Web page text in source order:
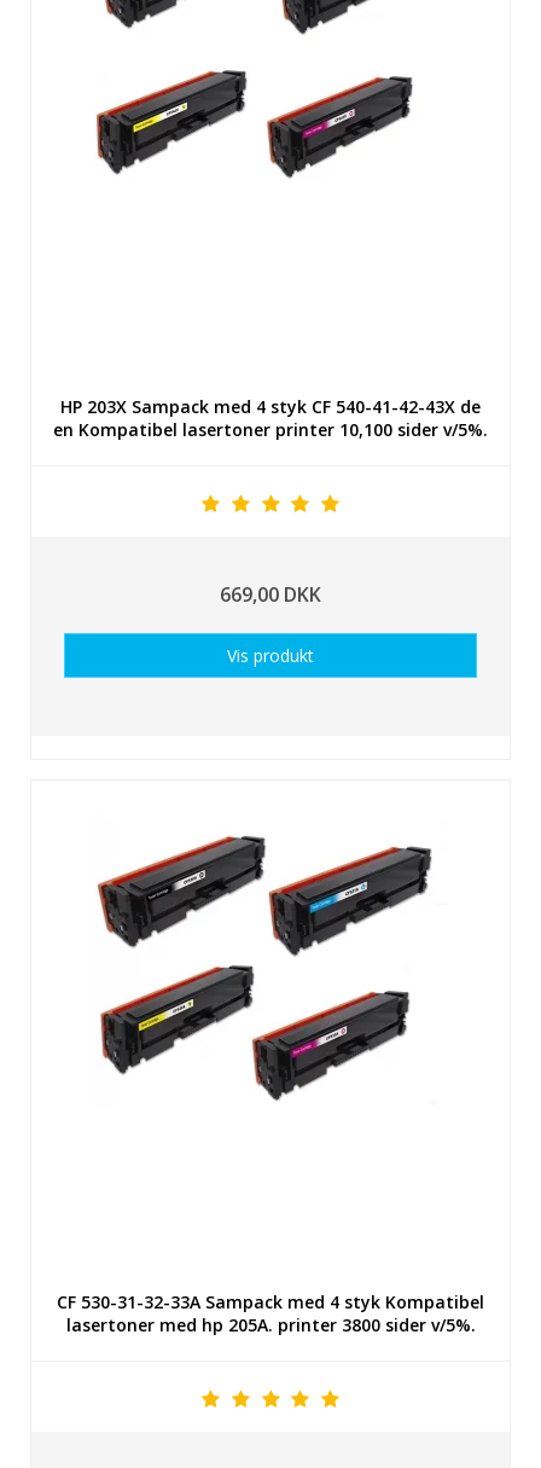
HP 203X Sampack med 4 styk CF 540-41-42-43X de
en Kompatibel lasertoner printer 10,100 sider v/5%.
669,00 DKK
Vis produkt
CF 530-31-32-33A Sampack med 4 styk Kompatibel
lasertoner med hp 205A. printer 3800 sider v/5%.